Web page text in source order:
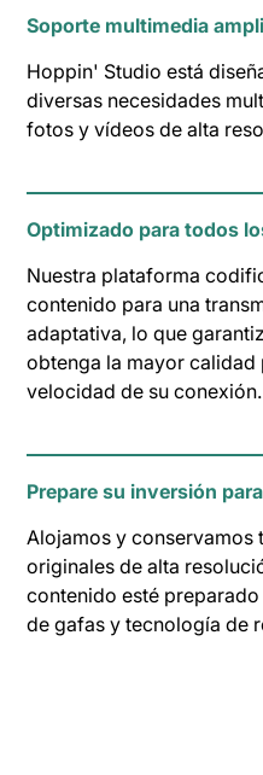
Soporte multimedia
Hoppin' Studio está
diversas necesidades
fotos y vídeos de alta
Optimizado para todos
Nuestra plataforma
contenido para una
adaptativa, lo que
obtenga la mayor calidad
velocidad de su conexión.
Prepare su inversión
Alojamos y conservamos
originales de alta
contenido esté
de gafas y tecnología de